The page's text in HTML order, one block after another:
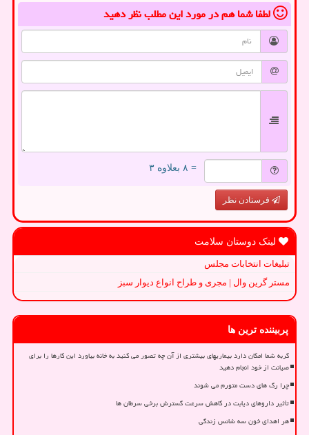
لطفا شما همدر مورد این مطلبنظر دهید
= ۸ بعلاوه ۳
فرستادن نظر
لینک دوستان سلامت
تبلیغات انتخابات مجلس
مستر گرین وال | مجری و طراح انواع دیوار سبز
پربیننده ترین ها
گربه شما امکان دارد بیماریهای بیشتری از آن چه تصور می کنید به خانه بیاورد این کارها را برای
صیانت از خود انجام دهید
چرا رگ های دست متورم می شوند
تأثیر داروهای دیابت در کاهش سرعت گسترش برخی سرطان ها
هر اهدای خون سه شانس زندگی